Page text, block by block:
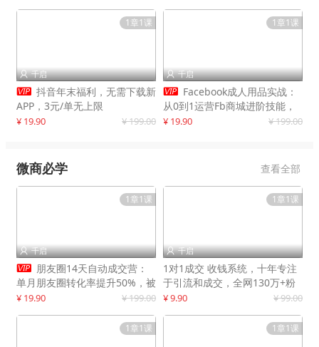
1章1课
 千启
 抖音年末福利，无需下载新
APP，3元/单无上限
¥ 19.90 ¥ 199.00
1章1课
 千启
 Facebook成人用品实战：
从0到1运营Fb商城进阶技能，
快速提升订单转化与店铺收益
¥ 19.90 ¥ 199.00
微商必学 查看全部
1章1课
 千启
 朋友圈14天自动成交营：
单月朋友圈转化率提升50%，被
动收入超3万元
¥ 19.90 ¥ 199.00
1章1课
 千启
1对1成交 收钱系统，十年专注
于引流和成交，全网130万+粉
丝
¥ 9.90 ¥ 99.00
1章1课 1章1课